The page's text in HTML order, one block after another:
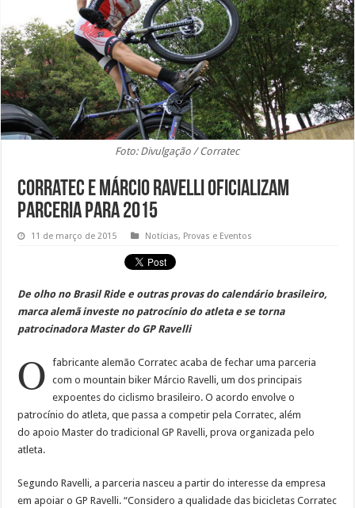
Foto: Divulgação / Corratec
Corratec e Márcio Ravelli oficializam
parceria para 2015
11 de março de 2015 Notícias, Provas e Eventos
De olho no Brasil Ride e outras provas do calendário brasileiro,
marca alemã investe no patrocínio do atleta e se torna
patrocinadora Master do GP Ravelli
O
fabricante alemão Corratec acaba de fechar uma parceria
com o mountain biker Márcio Ravelli, um dos principais
expoentes do ciclismo brasileiro. O acordo envolve o
patrocínio do atleta, que passa a competir pela Corratec, além
do apoio Master do tradicional GP Ravelli, prova organizada pelo
atleta.
Segundo Ravelli, a parceria nasceu a partir do interesse da empresa
em apoiar o GP Ravelli. “Considero a qualidade das bicicletas Corratec